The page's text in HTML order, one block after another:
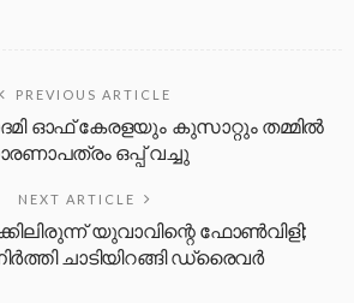
PREVIOUS ARTICLE
ഓഫ് കേരളയും കുസാറ്റും തമ്മില്‍
ഒപ്പ് വച്ചു
NEXT ARTICLE
യുവാവിന്റെ ഫോണ്‍വിളി;
ചാടിയിറങ്ങി ഡ്രൈവര്‍